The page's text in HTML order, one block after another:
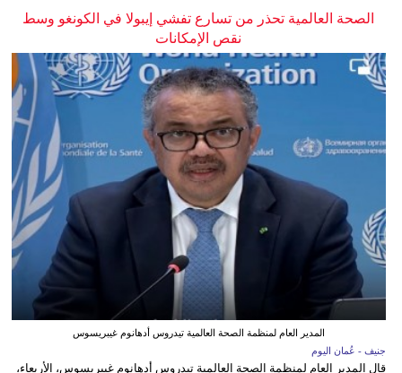
الصحة العالمية تحذر من تسارع تفشي إيبولا في الكونغو وسط
نقص الإمكانات
المدير العام لمنظمة الصحة العالمية تيدروس أدهانوم غيبريسوس
جنيف - عُمان اليوم
قال المدير العام لمنظمة الصحة العالمية تيدروس أدهانوم غيبريسوس، الأربعاء،